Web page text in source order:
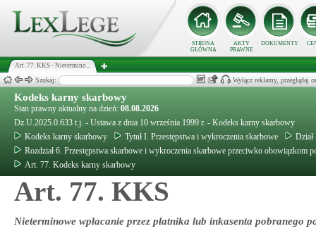
STRONA
GŁÓWNA
AKTY
PRAWNE
DOKUMENTY
Art. 77. KKS - Nietermino...
Szukaj: Wyłącz reklamy, przeglądaj
Kodeks karny skarbowy
Stan prawny aktualny na dzień: 08.08.2026
Dz.U.2025.0.633 t.j. - Ustawa z dnia 10 września 1999 r. - Kodeks karny skarbowy
Kodeks karny skarbowy
Tytuł I. Przestępstwa i wykroczenia skarbowe
Dział
Rozdział 6. Przestępstwa skarbowe i wykroczenia skarbowe przeciwko obowiązkom
Art. 77. Kodeks karny skarbowy
Art. 77. KKS
Nieterminowe wpłacanie przez płatnika lub inkasenta pobranego